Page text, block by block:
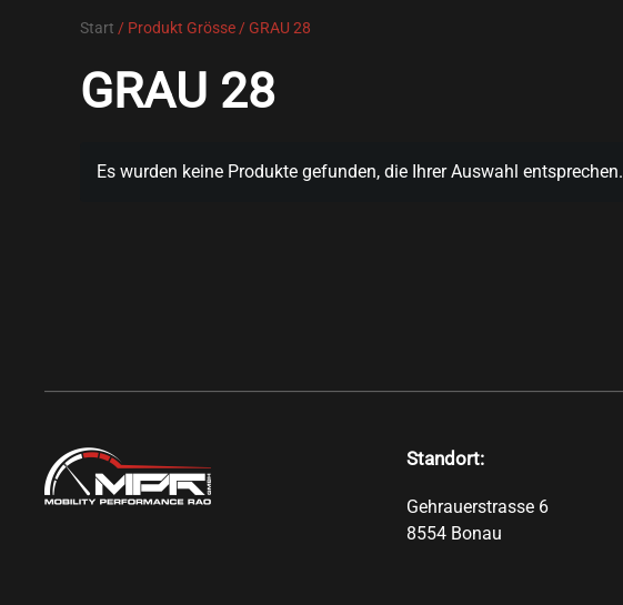
Start / Produkt Grösse / GRAU 28
GRAU 28
Es wurden keine Produkte gefunden, die Ihrer Auswahl entsprechen.
Standort:
Gehrauerstrasse 6
8554 Bonau